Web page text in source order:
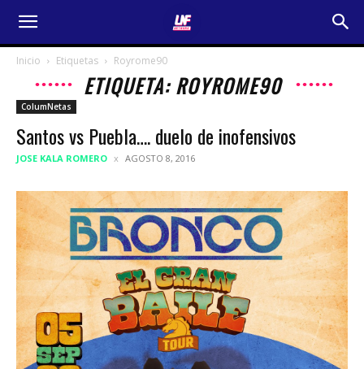
Inicio Etiquetas Royrome90
ETIQUETA: ROYROME90
ColumNetas
Santos vs Puebla…. duelo de inofensivos
JOSE KALA ROMERO AGOSTO 8, 2016